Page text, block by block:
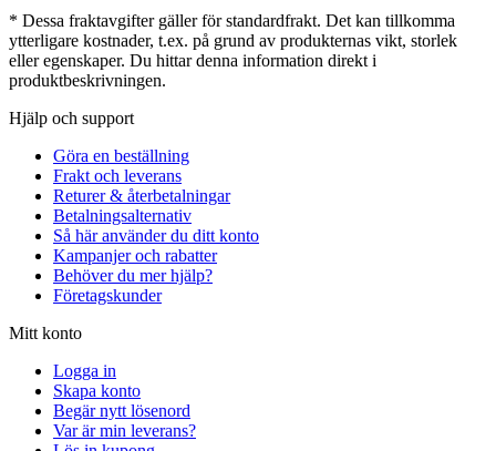
* Dessa fraktavgifter gäller för standardfrakt. Det kan tillkomma
ytterligare kostnader, t.ex. på grund av produkternas vikt, storlek
eller egenskaper. Du hittar denna information direkt i
produktbeskrivningen.
Hjälp och support
Göra en beställning
Frakt och leverans
Returer & återbetalningar
Betalningsalternativ
Så här använder du ditt konto
Kampanjer och rabatter
Behöver du mer hjälp?
Företagskunder
Mitt konto
Logga in
Skapa konto
Begär nytt lösenord
Var är min leverans?